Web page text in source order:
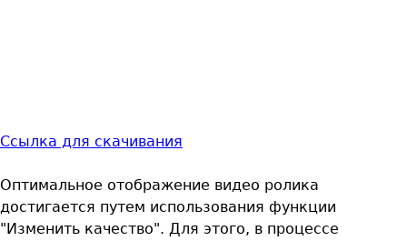
Ссылка для скачивания
Оптимальное отображение видео ролика
достигается путем использования функции
"Изменить качество". Для этого, в процессе